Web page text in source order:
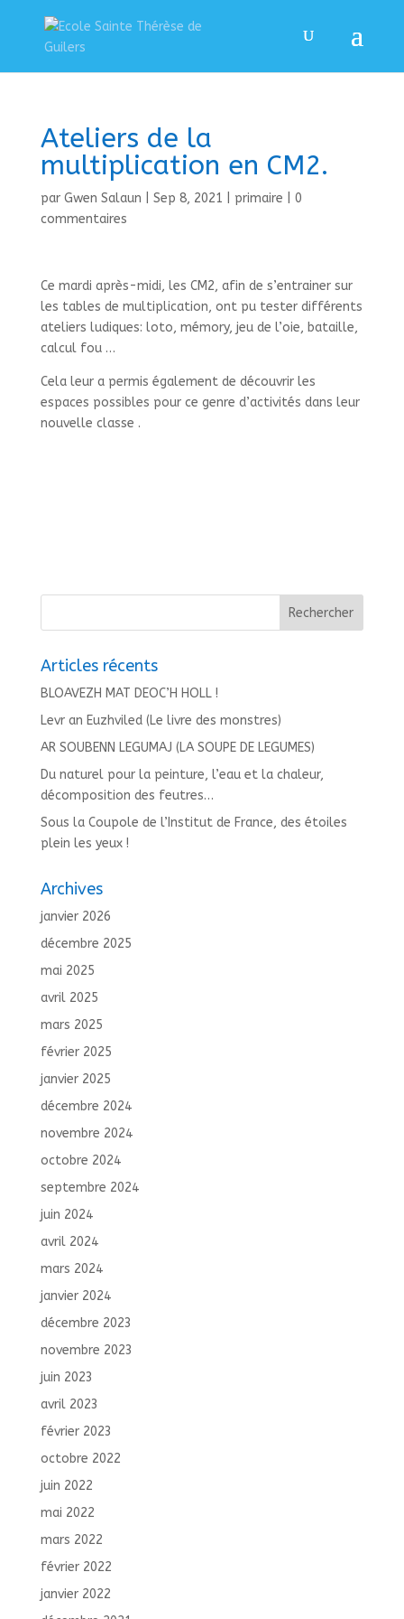
Ateliers de la
multiplication en CM2.
par Gwen Salaun Sep 8, 2021 primaire
0
commentaires
Ce mardi après-midi, les CM2, afin de s’entrainer sur
les tables de multiplication, ont pu tester différents
ateliers ludiques: loto, mémory, jeu de l’oie, bataille,
calcul fou …
Cela leur a permis également de découvrir les
espaces possibles pour ce genre d’activités dans leur
nouvelle classe .
Articles récents
BLOAVEZH MAT DEOC’H HOLL !
Levr an Euzhviled (Le livre des monstres)
AR SOUBENN LEGUMAJ (LA SOUPE DE LEGUMES)
Du naturel pour la peinture, l’eau et la chaleur,
décomposition des feutres…
Sous la Coupole de l’Institut de France, des étoiles
plein les yeux !
Archives
janvier 2026
décembre 2025
mai 2025
avril 2025
mars 2025
février 2025
janvier 2025
décembre 2024
novembre 2024
octobre 2024
septembre 2024
juin 2024
avril 2024
mars 2024
janvier 2024
décembre 2023
novembre 2023
juin 2023
avril 2023
février 2023
octobre 2022
juin 2022
mai 2022
mars 2022
février 2022
janvier 2022